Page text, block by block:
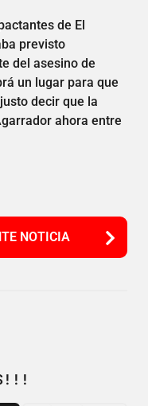
de El
previsto
del asesino de
un lugar para que
decir que la
ahora entre
NOTICIA